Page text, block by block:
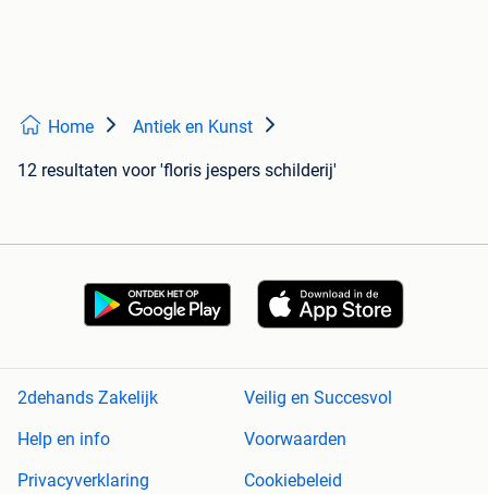
Home Antiek en Kunst
12 resultaten voor 'floris jespers schilderij'
2dehands Zakelijk
Veilig en Succesvol
Help en info
Voorwaarden
Privacyverklaring
Cookiebeleid